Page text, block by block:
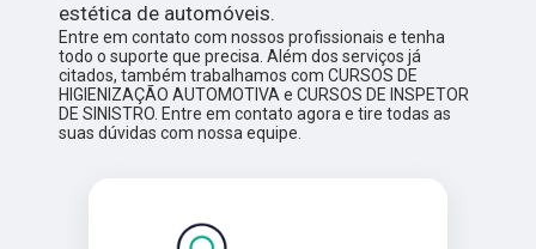
estética de automóveis.
Entre em contato com nossos profissionais e tenha
todo o suporte que precisa. Além dos serviços já
citados, também trabalhamos com CURSOS DE
HIGIENIZAÇÃO AUTOMOTIVA e CURSOS DE INSPETOR
DE SINISTRO. Entre em contato agora e tire todas as
suas dúvidas com nossa equipe.